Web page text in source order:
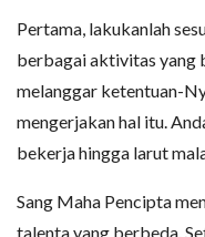
Pertama, lakukanlah
berbagai aktivitas yang
melanggar ketentuan-
mengerjakan hal itu.
bekerja hingga larut
Sang Maha Pencipta
talenta yang berbeda.